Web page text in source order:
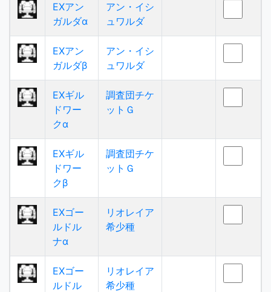
EXアン
ガルダα
アン・イシ
ュワルダ
EXアン
ガルダβ
アン・イシ
ュワルダ
EXギル
ドワー
クα
調査団チケ
ットＧ
EXギル
ドワー
クβ
調査団チケ
ットＧ
EXゴー
ルドル
ナα
リオレイア
希少種
EXゴー
ルドル
リオレイア
希少種